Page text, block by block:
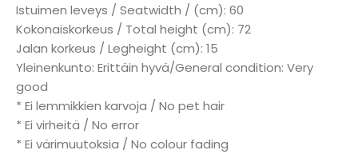
Istuimen leveys / Seatwidth / (cm): 60
Kokonaiskorkeus / Total height (cm): 72
Jalan korkeus / Legheight (cm): 15
Yleinenkunto: Erittäin hyvä/General condition: Very
good
* Ei lemmikkien karvoja / No pet hair
* Ei virheitä / No error
* Ei värimuutoksia / No colour fading